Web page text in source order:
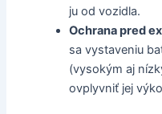
ju od vozidla.
Ochrana pred
sa vystaveniu
(vysokým aj
ovplyvniť jej